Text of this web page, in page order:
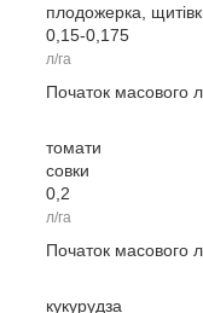
плодожерка,
0,15-0,175
л/га
Початок масового
томати
совки
0,2
л/га
Початок масового
кукурудза